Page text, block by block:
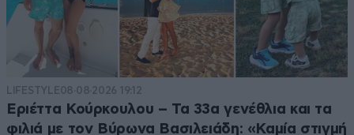
δεν ντρεπεται παντρευτηκε τον γερο θα μπορουσε να
ηταν πατερας της και ασχημη και.......
Απαντήστε 0 0
LIFESTYLE08·08·2026 19:12
Εριέττα Κούρκουλου – Τα 33α γενέθλια και τα
φιλιά με τον Βύρωνα Βασιλειάδη: «Καμία στιγμή